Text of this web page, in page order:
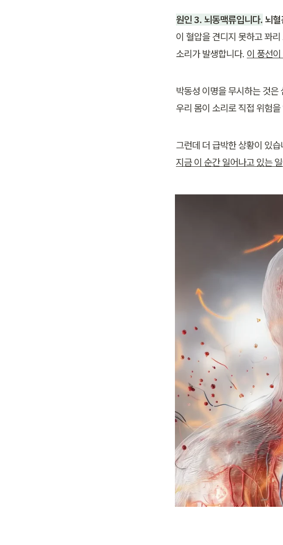
원인 3. 뇌동맥류입니다. 뇌
이 혈압을 견디지 못하고 꽈
소리가 발생합니다. 이 풍선
박동성 이명을 무시하는 것은
우리 몸이 소리로 직접 위험
그런데 더 급박한 상황이 있습
지금 이 순간 일어나고 있는